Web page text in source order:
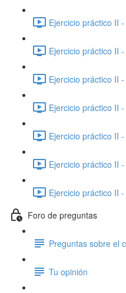
Ejercicio práctico II
Ejercicio práctico II
Ejercicio práctico II
Ejercicio práctico II
Ejercicio práctico II
Ejercicio práctico II
Ejercicio práctico II
Foro de preguntas
Preguntas sobre el
Tu opinión